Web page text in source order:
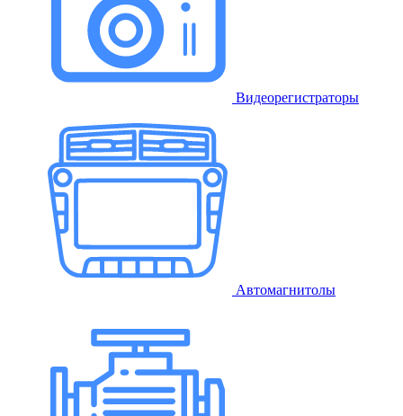
Видеорегистраторы
Автомагнитолы